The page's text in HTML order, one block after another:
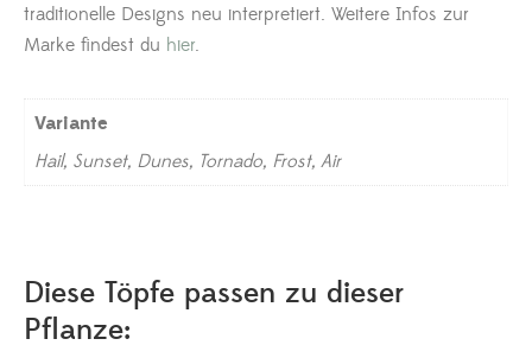
traditionelle Designs neu interpretiert. Weitere Infos zur
Marke findest du hier.
Variante
Hail, Sunset, Dunes, Tornado, Frost, Air
Diese Töpfe passen zu dieser
Pflanze: